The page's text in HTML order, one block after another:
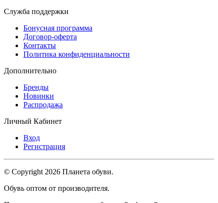
Служба поддержки
Бонусная программа
Договор-оферта
Контакты
Политика конфиденциальности
Дополнительно
Бренды
Новинки
Распродажа
Личный Кабинет
Вход
Регистрация
© Copyright 2026 Планета обуви.
Обувь оптом от производителя.